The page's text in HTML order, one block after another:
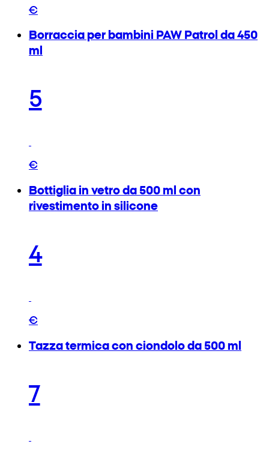
€
Borraccia per bambini PAW Patrol da 450
ml
5
€
Bottiglia in vetro da 500 ml con
rivestimento in silicone
4
€
Tazza termica con ciondolo da 500 ml
7